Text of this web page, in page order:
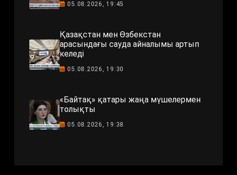
05.08.2026, 19:45
Қазақстан мен Өзбекстан
арасындағы сауда айналымы артып
келеді
05.08.2026, 19:30
«Байтақ» қатары жаңа мүшелермен
толықты
05.08.2026, 19:38